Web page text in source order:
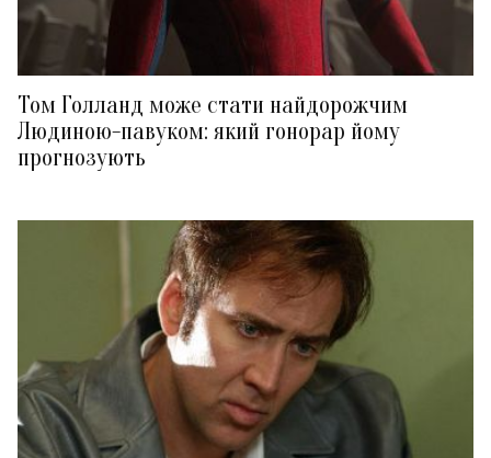
Том Голланд може стати найдорожчим
Людиною-павуком: який гонорар йому
прогнозують